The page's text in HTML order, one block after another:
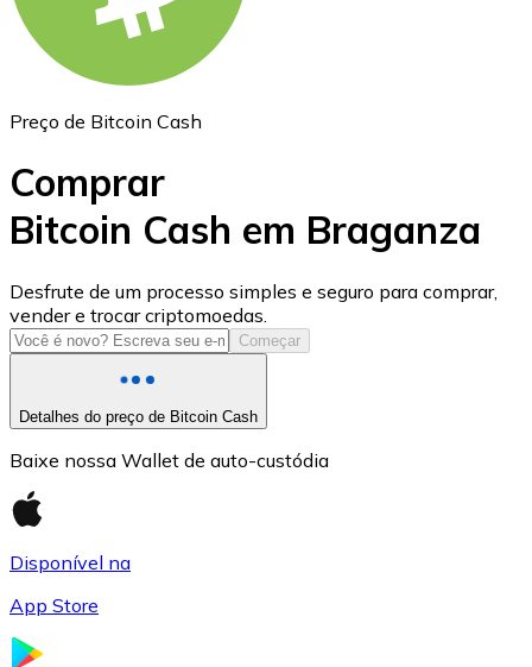
USD Coin
USDC
Preço de Bitcoin Cash
Comprar
Bitcoin Cash em Braganza
Desfrute de um processo simples e seguro para comprar,
vender e trocar criptomoedas.
Começar
Detalhes do preço de Bitcoin Cash
Baixe nossa Wallet de auto-custódia
Disponível na
App Store